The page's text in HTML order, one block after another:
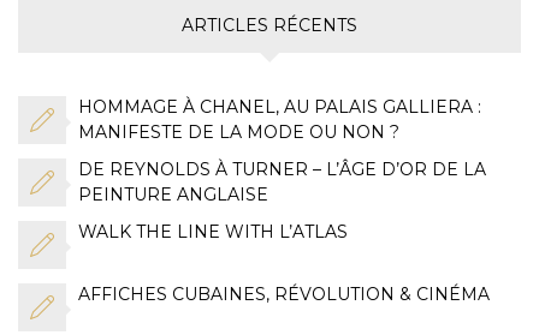
ARTICLES RÉCENTS
HOMMAGE À CHANEL, AU PALAIS GALLIERA :
MANIFESTE DE LA MODE OU NON ?
DE REYNOLDS À TURNER – L’ÂGE D’OR DE LA
PEINTURE ANGLAISE
WALK THE LINE WITH L’ATLAS
AFFICHES CUBAINES, RÉVOLUTION & CINÉMA